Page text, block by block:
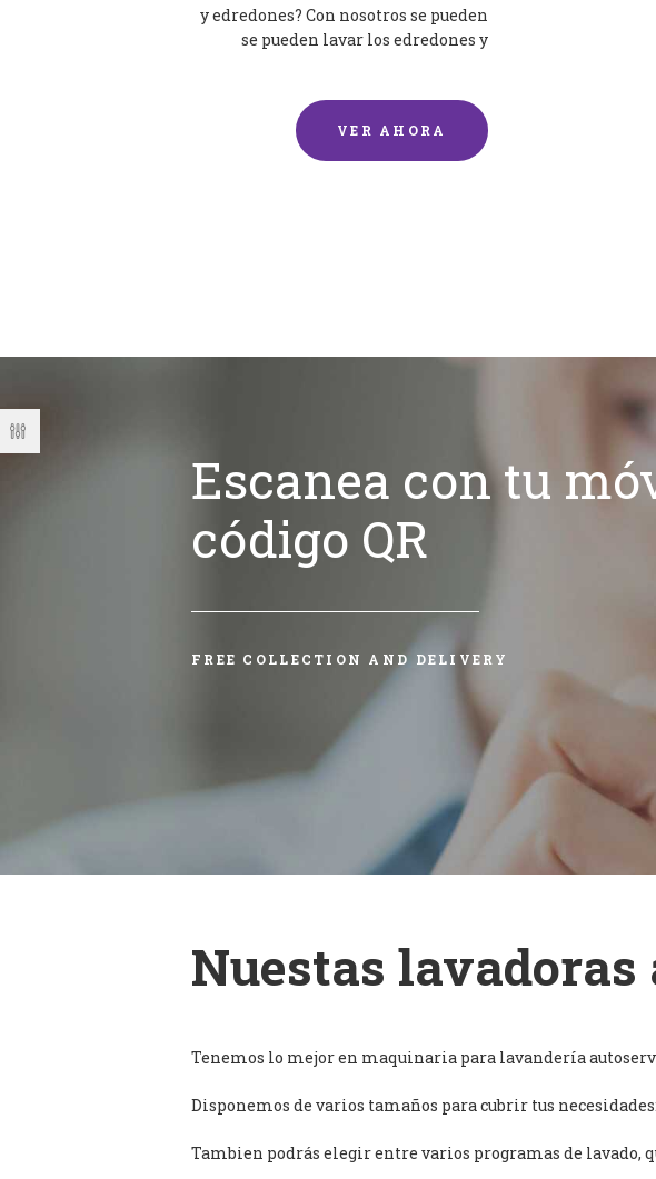
y edredones? Con nosotros se pueden
se pueden lavar los edredones y
VER AHORA
Escanea con tu
código QR
FREE COLLECTION AND DELIVERY
Nuestas
Tenemos lo mejor en maquinaria para lavandería
Disponemos de varios tamaños para cubrir tus necesidades:
Tambien podrás elegir entre varios programas de lavado,